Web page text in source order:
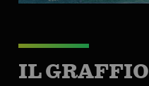
IL GRAFFIO